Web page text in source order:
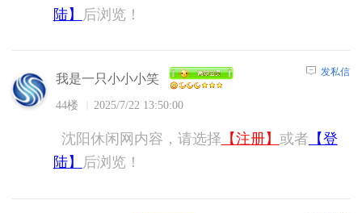
陆】
后浏览！
我是一只小小小笑
44楼 2025/7/22 13:50:00
发私信
沈阳休闲网内容，请选择 【注册】 或者 【登
陆】
后浏览！